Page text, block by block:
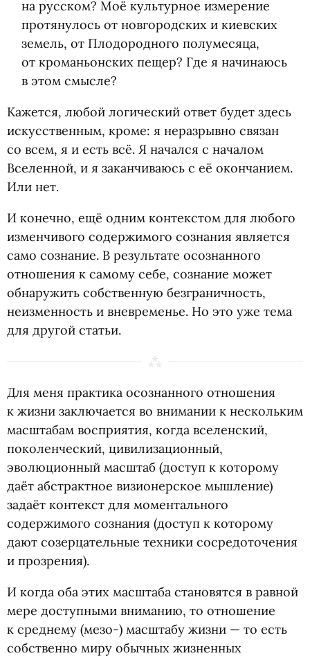
на русском? Моё культурное измерение
протянулось от новгородских и киевских
земель, от Плодородного полумесяца,
от кроманьонских пещер? Где я начинаюсь
в этом смысле?
Кажется, любой логический ответ будет здесь
искусственным, кроме: я неразрывно связан
со всем, я и есть всё. Я начался с началом
Вселенной, и я заканчиваюсь с её окончанием.
Или нет.
И конечно, ещё одним контекстом для любого
изменчивого содержимого сознания является
само сознание. В результате осознанного
отношения к самому себе, сознание может
обнаружить собственную безграничность,
неизменность и вневременье. Но это уже тема
для другой статьи.
Для меня практика осознанного отношения
к жизни заключается во внимании к нескольким
масштабам восприятия, когда вселенский,
поколенческий, цивилизационный,
эволюционный масштаб (доступ к которому
даёт абстрактное визионерское мышление)
задаёт контекст для моментального
содержимого сознания (доступ к которому
дают созерцательные техники сосредоточения
и прозрения).
И когда оба этих масштаба становятся в равной
мере доступными вниманию, то отношение
к среднему (мезо-) масштабу жизни — то есть
собственно миру обычных жизненных